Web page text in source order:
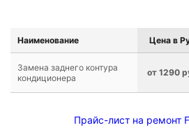
Наименование Цена в
Замена заднего контура
кондиционера
от 1290
Прайс-лист на ремонт